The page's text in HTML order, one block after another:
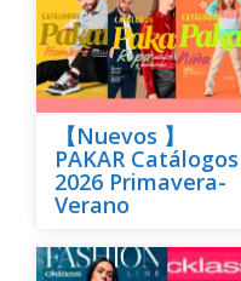
【Nuevos 】
PAKAR Catálogos
2026 Primavera-
Verano